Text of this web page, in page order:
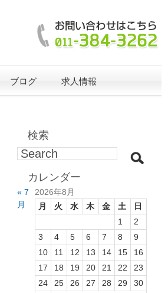
ブログ 求人情報
検索
カレンダー
2026年8月
月
火 水 木 金 土
日
1
2
3
4 5 6 7 8
9
10
11 12 13 14 15
16
17
18 19 20 21 22
23
24
25 26 27 28 29
30
« 7
月